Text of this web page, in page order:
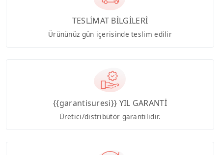
TESLİMAT BİLGİLERİ
Ürününüz gün içerisinde teslim edilir
{{garantisuresi}} YIL GARANTİ
Üretici/distribütör garantilidir.